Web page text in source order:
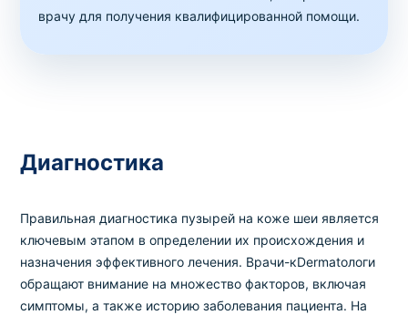
врачу для получения квалифицированной помощи.
Диагностика
Правильная диагностика пузырей на коже шеи является
ключевым этапом в определении их происхождения и
назначения эффективного лечения. Врачи-кDermatологи
обращают внимание на множество факторов, включая
симптомы, а также историю заболевания пациента. На